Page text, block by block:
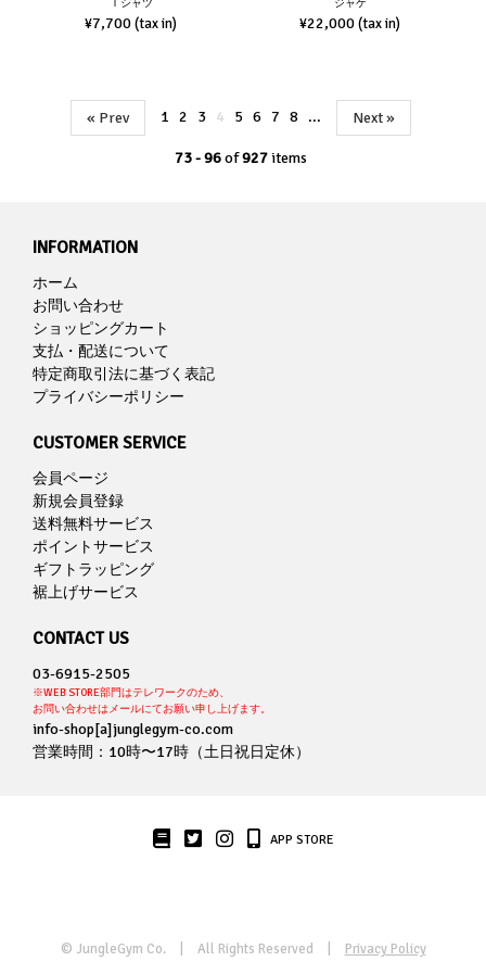
Ｔシャツ
¥7,700(tax in)
ジャケ
¥22,000(tax in)
« Prev 1 2 3 4 5 6 7 8 ... Next »
73 - 96of927items
INFORMATION
ホーム
お問い合わせ
ショッピングカート
支払・配送について
特定商取引法に基づく表記
プライバシーポリシー
CUSTOMER SERVICE
会員ページ
新規会員登録
送料無料サービス
ポイントサービス
ギフトラッピング
裾上げサービス
CONTACT US
03-6915-2505
※WEB STORE部門はテレワークのため、
お問い合わせはメールにてお願い申し上げます。
info-shop[a]junglegym-co.com
営業時間：10時〜17時（土日祝日定休）
APP STORE
© JungleGym Co.| All Rights Reserved | Privacy Policy